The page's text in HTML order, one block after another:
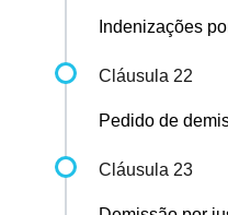
Indenizações
Cláusula 22
Pedido de
Cláusula 23